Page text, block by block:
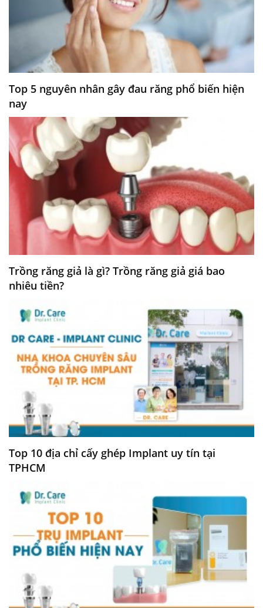
Top 5 nguyên nhân gây đau răng phổ biến hiện
nay
Trồng răng giả là gì? Trồng răng giả giá bao
nhiêu tiền?
Top 10 địa chỉ cấy ghép Implant uy tín tại
TPHCM